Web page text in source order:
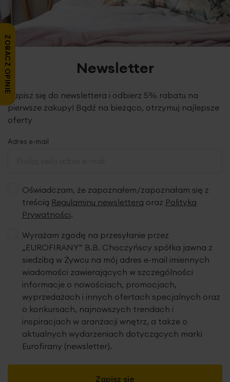
Gładka
wyciszająca i wizualnie porządkująca wnętrze.
regularne fale delikatnie spływające z karnisza.Grubszy
materiał skutecznieogranicza dopływ światła
słonecznego , odgradzając wnętrze przed spojrzeniami z
zewnątrz, chroniąc tym samym Twoją
prywatność. Stopień zaciemnienia wynosi ok. 50%.
względu na brak przewodniego wzoru i zdobień,
tkaninę z
łatwością dopasujesz do różnych koncepcji
wnętrzarskich,również dobór firany nie jest
skomplikowany, gdyż większość wzorów prezentuje się w
tym zestawieniu atrakcyjnie.
Newsletter
Zapisz się do newslettera i odbierz 5% rabatu na
pierwsze zakupy! Bądź na bieżąco, otrzymuj najlepsze
oferty
Adres e-mail
Oświadczam, że zapoznałem/zapoznałam się z
treścią Regulaminu newslettera oraz Polityką
Prywatności.
Zapisz się
Wyrażam zgodę na przesyłanie przez
„EUROFIRANY” B.B. Choczyńscy spółka jawna z
siedzibą w Żywcu na mój adres e-mail imiennych
wiadomości zawierających w szczególności
informacje o nowościach, promocjach,
wyprzedażach i innych ofertach specjalnych oraz
o konkursach, najnowszych trendach i
inspiracjach w aranżacji wnętrz, a także o
aktualnych wydarzeniach dotyczących marki
Eurofirany (newsletter).
ZOBACZ OPINIE